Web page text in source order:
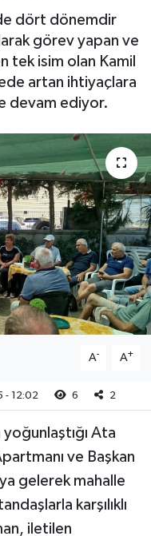
dört dönemdir
görev yapan ve
tek isim olan Kamil
artan ihtiyaçlara
devam ediyor.
A- A+
- 12:02 6 2
yoğunlaştığı Ata
ve Başkan
gelerek mahalle
karşılıklı
iletilen